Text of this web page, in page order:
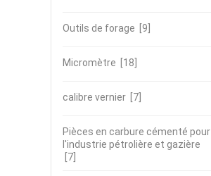
Outils de forage [9]
Micromètre [18]
calibre vernier [7]
Pièces en carbure cémenté pour
l'industrie pétrolière et gazière
[7]